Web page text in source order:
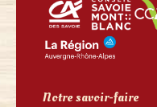
Notre savoir-faire